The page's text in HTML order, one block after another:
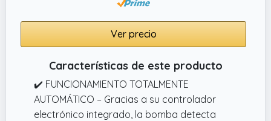
incluso en usos frecuentes. Su diseño
compacto facilita la instalación en espacios
reducidos, mientras que su construcción
resistente garantiza un rendimiento fiable
durante largos periodos de funcionamiento
con un mantenimiento mínimo.
Ver precio
Características de este producto
✔️ FUNCIONAMIENTO TOTALMENTE
AUTOMÁTICO – Gracias a su controlador
electrónico integrado, la bomba detecta